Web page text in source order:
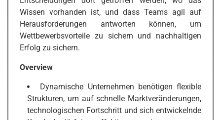
Wissen vorhanden ist, und dass Teams agil auf
Herausforderungen antworten können, um
Wettbewerbsvorteile zu sichern und nachhaltigen
Erfolg zu sichern.
Overview
Dynamische Unternehmen benötigen flexible
Strukturen, um auf schnelle Marktveränderungen,
technologischen Fortschritt und sich entwickelnde